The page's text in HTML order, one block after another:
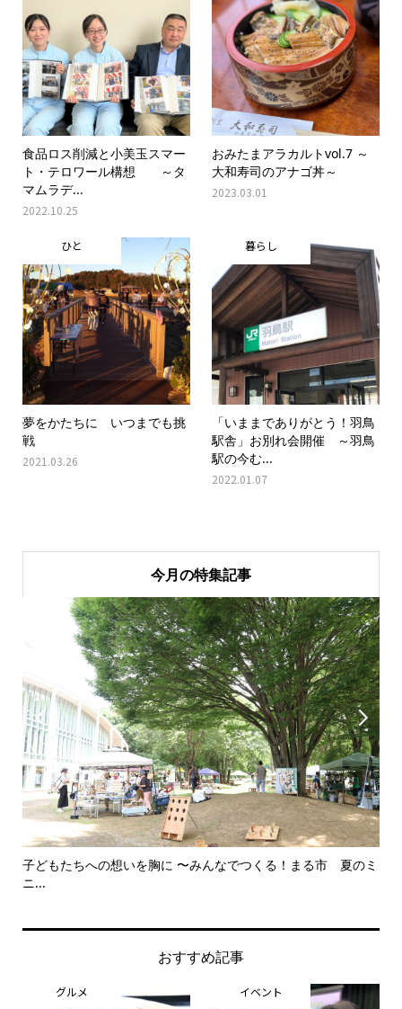
食品ロス削減と小美玉スマー
ト・テロワール構想 ～タ
マムラデ...
2022.10.25
おみたまアラカルトvol.7 ～
大和寿司のアナゴ丼～
2023.03.01
ひと
夢をかたちに いつまでも挑
戦
2021.03.26
暮らし
「いままでありがとう！羽鳥
駅舎」お別れ会開催 ～羽鳥
駅の今む...
2022.01.07
今月の特集記事

子どもたちへの想いを胸に 〜みんなでつくる！まる市 夏のミ
ニ...

おすすめ記事
グルメ イベント